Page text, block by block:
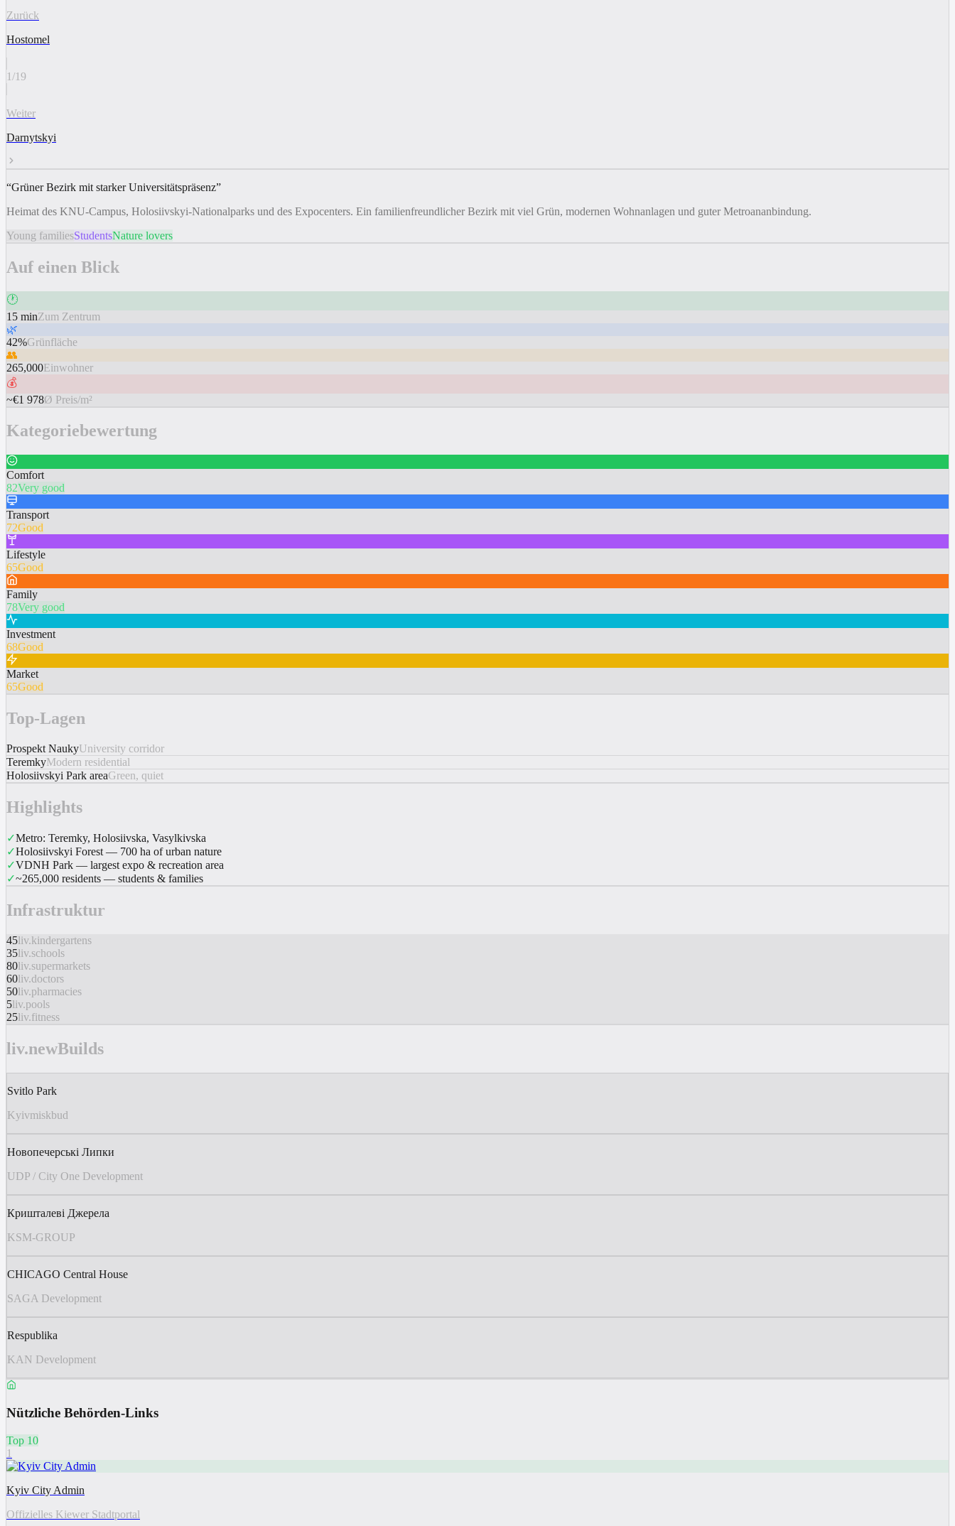
Zurück
Hostomel
1/19
Weiter
Darnytskyi
“Grüner Bezirk mit starker Universitätspräsenz”
Heimat des KNU-Campus, Holosiivskyi-Nationalparks und des Expocenters. Ein familienfreundlicher Bezirk mit viel Grün, modernen Wohnanlagen und guter Metroananbindung.
Young familiesStudentsNature lovers
Auf einen Blick
🕐
15 minZum Zentrum
🌿
42%Grünfläche
👥
265,000Einwohner
💰
~€1 978Ø Preis/m²
Kategoriebewertung
Comfort
82Very good
Transport
72Good
Lifestyle
65Good
Family
78Very good
Investment
68Good
Market
65Good
Top-Lagen
Prospekt NaukyUniversity corridor
TeremkyModern residential
Holosiivskyi Park areaGreen, quiet
Highlights
✓Metro: Teremky, Holosiivska, Vasylkivska
✓Holosiivskyi Forest — 700 ha of urban nature
✓VDNH Park — largest expo & recreation area
✓~265,000 residents — students & families
Infrastruktur
45liv.kindergartens
35liv.schools
80liv.supermarkets
60liv.doctors
50liv.pharmacies
5liv.pools
25liv.fitness
liv.newBuilds
Svitlo Park
Kyivmiskbud
Новопечерські Липки
UDP / City One Development
Кришталеві Джерела
KSM-GROUP
CHICAGO Central House
SAGA Development
Respublika
KAN Development
Nützliche Behörden-Links
Top 10
1
Kyiv City Admin
Offizielles Kiewer Stadtportal